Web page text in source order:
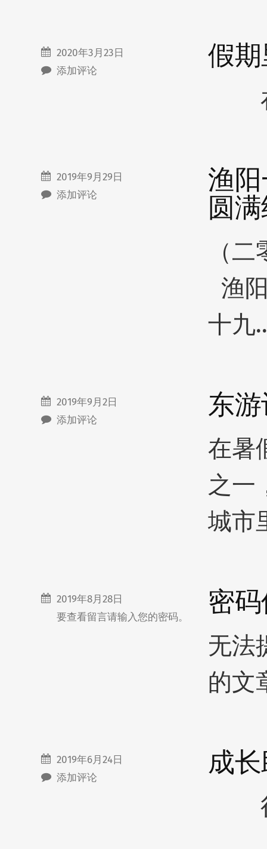
假
2020年3月23日
添加评论
在
渔
圆
2019年9月29日
添加评论
（
渔
十九
东
2019年9月2日
添加评论
在暑
之一
城市
密
2019年8月28日
要查看留言请输入您的密码。
无法
的文
成
2019年6月24日
添加评论
很